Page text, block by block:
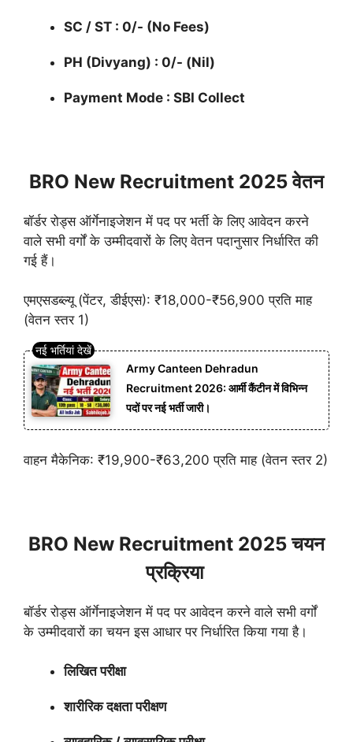
SC / ST : 0/- (No Fees)
PH (Divyang) : 0/- (Nil)
Payment Mode : SBI Collect
BRO New Recruitment 2025 वेतन
बॉर्डर रोड्स ऑर्गेनाइजेशन में पद पर भर्ती के लिए आवेदन करने
वाले सभी वर्गों के उम्मीदवारों के लिए वेतन पदानुसार निर्धारित की
गई हैं।
एमएसडब्ल्यू (पेंटर, डीईएस): ₹18,000-₹56,900 प्रति माह
(वेतन स्तर 1)
Army Canteen Dehradun
Recruitment 2026: आर्मी कैंटीन में विभिन्न
पदों पर नई भर्ती जारी।
वाहन मैकेनिक: ₹19,900-₹63,200 प्रति माह (वेतन स्तर 2)
BRO New Recruitment 2025 चयन
प्रक्रिया
बॉर्डर रोड्स ऑर्गेनाइजेशन में पद पर आवेदन करने वाले सभी वर्गों
के उम्मीदवारों का चयन इस आधार पर निर्धारित किया गया है।
लिखित परीक्षा
शारीरिक दक्षता परीक्षण